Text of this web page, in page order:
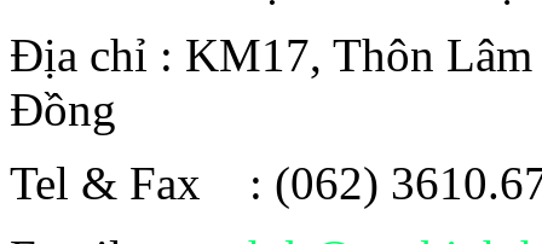
Địa chỉ : KM17, Thôn Lâm
Đồng
Tel & Fax : (062)